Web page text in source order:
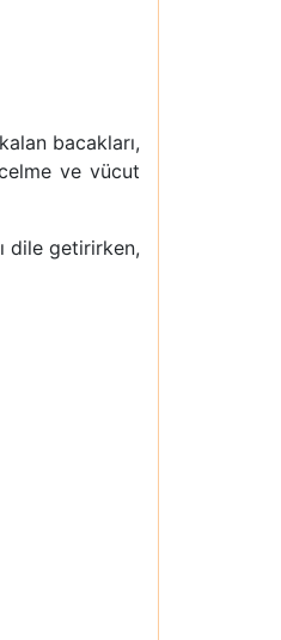
bacakları,
ve vücut
dile getirirken,